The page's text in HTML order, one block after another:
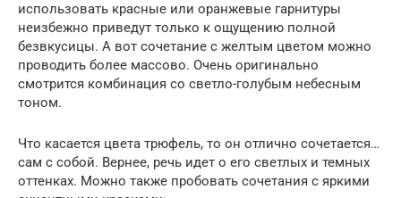
использовать красные или оранжевые гарнитуры
неизбежно приведут только к ощущению полной
безвкусицы. А вот сочетание с желтым цветом можно
проводить более массово. Очень оригинально
смотрится комбинация со светло-голубым небесным
тоном.
Что касается цвета трюфель, то он отлично сочетается…
сам с собой. Вернее, речь идет о его светлых и темных
оттенках. Можно также пробовать сочетания с яркими